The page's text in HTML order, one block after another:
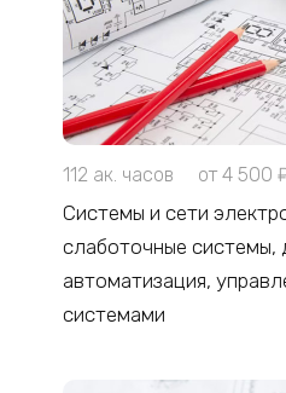
112 ак. часов от 4 500
Системы и сети
слаботочные системы,
автоматизация,
системами